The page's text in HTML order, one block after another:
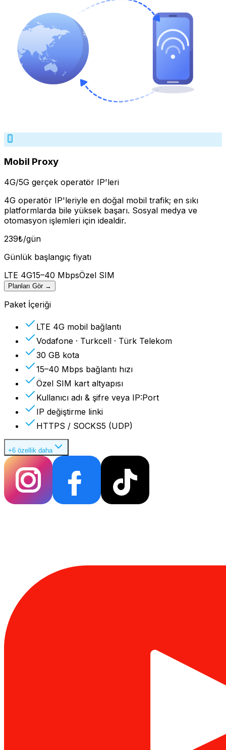
Mobil Proxy
4G/5G gerçek operatör IP'leri
4G operatör IP'leriyle en doğal mobil trafik; en sıkı
platformlarda bile yüksek başarı. Sosyal medya ve
otomasyon işlemleri için idealdir.
239₺/gün
Günlük başlangıç fiyatı
LTE 4G15–40 MbpsÖzel SIM
Planları Gör →
Paket İçeriği
LTE 4G mobil bağlantı
Vodafone · Turkcell · Türk Telekom
30 GB kota
15–40 Mbps bağlantı hızı
Özel SIM kart altyapısı
Kullanıcı adı & şifre veya IP:Port
IP değiştirme linki
HTTPS / SOCKS5 (UDP)
+6 özellik daha